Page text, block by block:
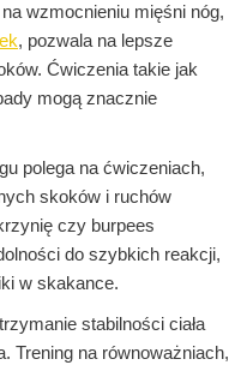
wzmocnieniu mięśni nóg,
, pozwala na lepsze
Ćwiczenia takie jak
mogą znacznie
polega na ćwiczeniach,
skoków i ruchów
czy burpees
do szybkich reakcji,
w skakance.
stabilności ciała
Trening na równoważniach,